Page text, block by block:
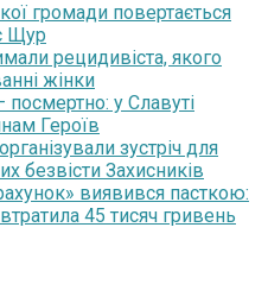
громади повертається
Щур
рецидивіста, якого
жінки
у Славуті
Героїв
зустріч для
безвісти Захисників
виявився пасткою:
45 тисяч гривень